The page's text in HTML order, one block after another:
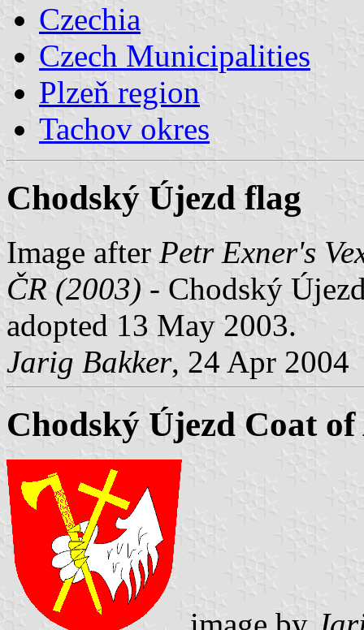
Czechia
Czech Municipalities
Plzeň region
Tachov okres
Chodský Újezd flag
Image after Petr Exner's
ČR (2003) - Chodský
adopted 13 May 2003.
Jarig Bakker, 24 Apr 2004
Chodský Újezd Coat